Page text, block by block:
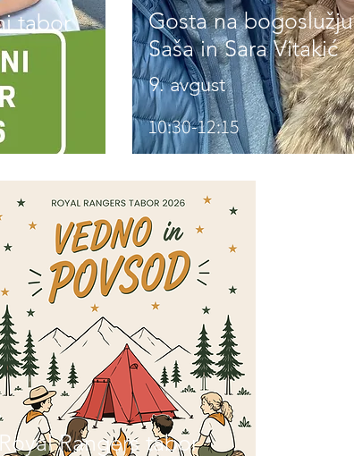
tabor
Gosta na bogoslužju
Saša in Sara Vitakić
9. avgust
10:30-12:15
Royal Rangers tabor